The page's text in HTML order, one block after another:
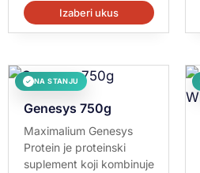
Izaberi ukus
✓ NA STANJU
Genesys 750g
Maximalium Genesys
Protein je proteinski
suplement koji kombinuje